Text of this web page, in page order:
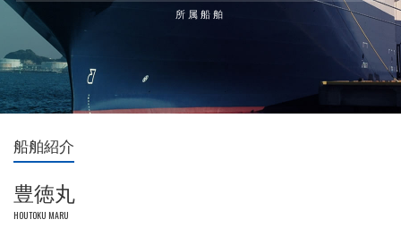
所属船舶
船舶紹介
豊徳丸
HOUTOKU MARU